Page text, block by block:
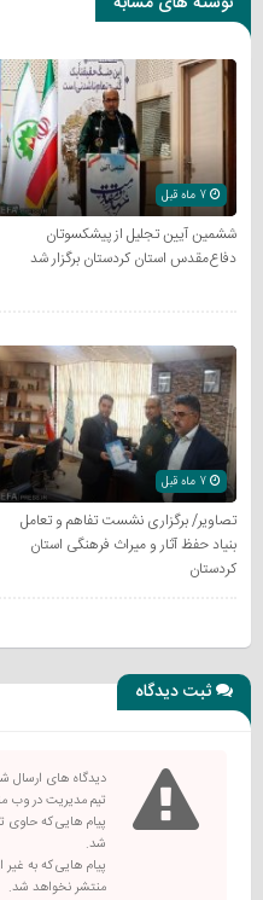
7 ماه قبل
ششمین آیین تجلیل از پیشکسوتان
دفاع‌مقدس استان کردستان برگزار شد
7 ماه قبل
تصاویر/ برگزاری نشست تفاهم و تعامل
بنیاد حفظ آثار و میراث فرهنگی استان
کردستان
ثبت دیدگاه
دیدگاه های ارسال
تیم مدیریت در وب
پیام هایی که حاوی
شد.
پیام هایی که به غیر
منتشر نخواهد شد.